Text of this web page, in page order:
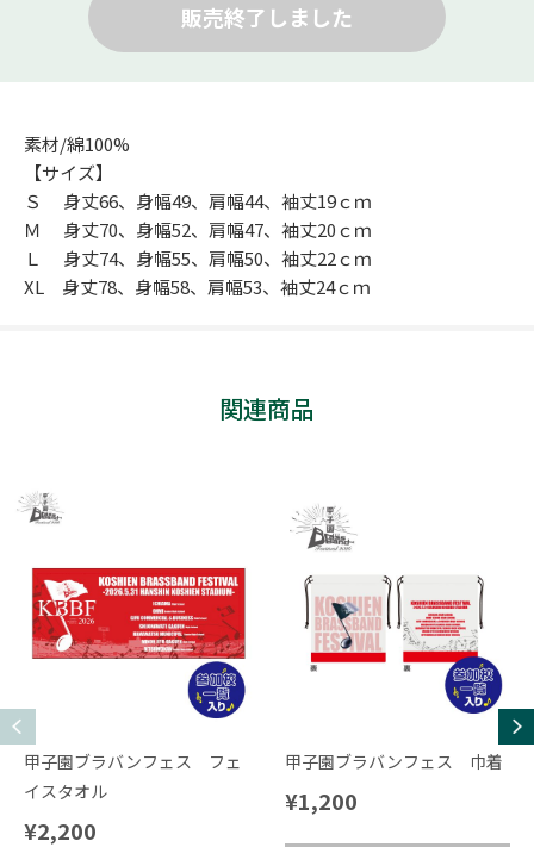
販売終了しました
素材/綿100%
【サイズ】
Ｓ 身丈66、身幅49、肩幅44、袖丈19ｃｍ
Ｍ 身丈70、身幅52、肩幅47、袖丈20ｃｍ
Ｌ 身丈74、身幅55、肩幅50、袖丈22ｃｍ
XL 身丈78、身幅58、肩幅53、袖丈24ｃｍ
関連商品
甲子園ブラバンフェス フェ
イスタオル
¥2,200
甲子園ブラバンフェス 巾着
¥1,200